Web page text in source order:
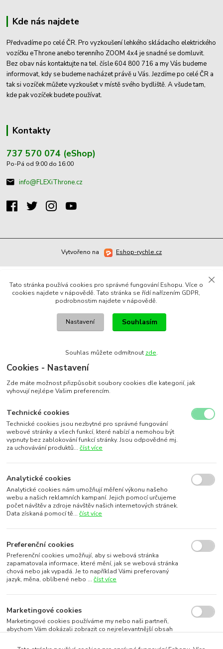
Kde nás najdete
Předvadíme po celé ČR. Pro vyzkoušení lehkého skládacího elektrického
vozíčku eThrone anebo terenního ZOOM 4x4 je snadné se domluvit.
Bez obav nás kontaktujte na tel. čísle 604 800 716 a my Vás budeme
informovat, kdy se budeme nacházet právě u Vás. Jezdíme po celé ČR a
tak si vozíček můžete vyzkoušet v místě svého bydliště. A všude tam,
kde pak vozíček budete používat.
Kontakty
737 570 074 (eShop)
Po-Pá od 9:00 do 16:00
info@FLEXiThrone.cz
Vytvořeno na Eshop-rychle.cz
Tato stránka používá cookies pro správné fungování Eshopu. Více o
cookies najdete v nápovědě. Tato stránka se řídí nařízením GDPR,
podrobnostim najdete v nápovědě.
Nastavení Souhlasím
Souhlas můžete odmítnout zde.
Cookies - Nastavení
Zde máte možnost přizpůsobit soubory cookies dle kategorií, jak
vyhovují nejlépe Vašim preferencím.
Technické cookies
Technické cookies jsou nezbytné pro správné fungování
webové stránky a všech funkcí, které nabízí a nemohou být
vypnuty bez zablokování funkcí stránky. Jsou odpovědné mj.
za uchovávání produktů...číst více
Analytické cookies
Analytické cookies nám umožňují měření výkonu našeho
webu a našich reklamních kampaní. Jejich pomocí určujeme
počet návštěv a zdroje návštěv našich internetových stránek.
Data získaná pomocí tě...číst více
Preferenční cookies
Preferenční cookies umožňují, aby si webová stránka
zapamatovala informace, které mění, jak se webová stránka
chová nebo jak vypadá. Je to například Vámi preferovaný
jazyk, měna, oblíbené nebo ...číst více
Marketingové cookies
Marketingové cookies používáme my nebo naši partneři,
abychom Vám dokázali zobrazit co nejrelevantnější obsah
subjektů. To je možn...